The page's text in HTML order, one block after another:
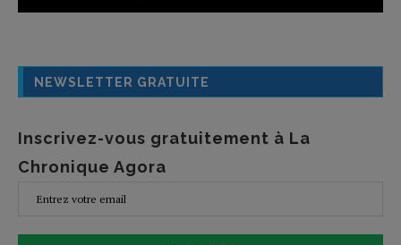
NEWSLETTER GRATUITE
Inscrivez-vous gratuitement à La
Chronique Agora